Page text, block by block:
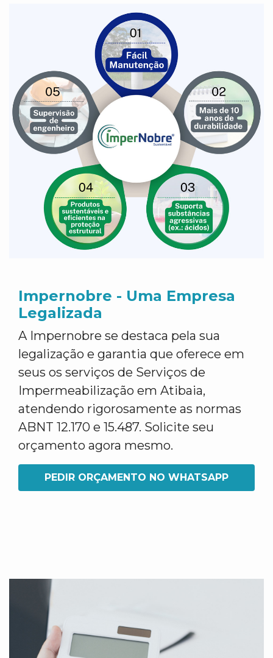
Impernobre - Uma Empresa
Legalizada
A Impernobre se destaca pela sua
legalização e garantia que oferece em
seus os serviços de Serviços de
Impermeabilização em Atibaia,
atendendo rigorosamente as normas
ABNT 12.170 e 15.487. Solicite seu
orçamento agora mesmo.
PEDIR ORÇAMENTO NO WHATSAPP